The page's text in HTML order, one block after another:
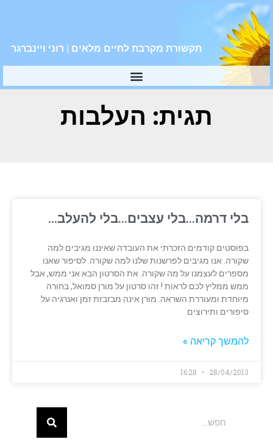
תקשורת מקרבת לחיים מלאים | רוני ויינברגר
תגית: העלבות
בלי דרמה…בלי עצבים…בלי להעלב…
בפוסטים קודמים הזכרתי את העובדה שאיננו מגיבים למה
שקורה. אנו מגיבים לפרשנות שלנו למה שקורה. לסיפור שאנו
מספרים לעצמנו על מה שקורה. את הסרטון הבא אני ממש, אבל
ממש ממליץ לכם לראות ! זהו סרטון על מורן סמואל, בחורה
מיוחדת ומעוררת השראה. מורן אינה מבזבזת זמן ואנרגיה על
סיפורים ותירוצים
להמשך קריאה »
28/04/2013